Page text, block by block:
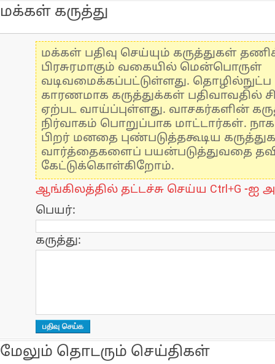
மக்கள் கருத்து
மக்கள் பதிவு செய்யும் கருத்துகள்
பிரசுரமாகும் வகையில் மென்பொருள்
வடிவமைக்கப்பட்டுள்ளது.
காரணமாக கருத்துக்கள் பதிவாவதில்
ஏற்பட வாய்ப்புள்ளது. வாசகர்களின்
நிர்வாகம் பொறுப்பாக மாட்டார்கள்.
பிறர் மனதை புண்படுத்தகூடிய
வார்த்தைகளைப் பயன்படுத்துவதை
கேட்டுக்கொள்கிறோம்.
ஆங்கிலத்தில் தட்டச்சு செய்ய Ctrl+G -ஐ
பெயர்:
கருத்து:
மேலும் தொடரும் செய்திகள்